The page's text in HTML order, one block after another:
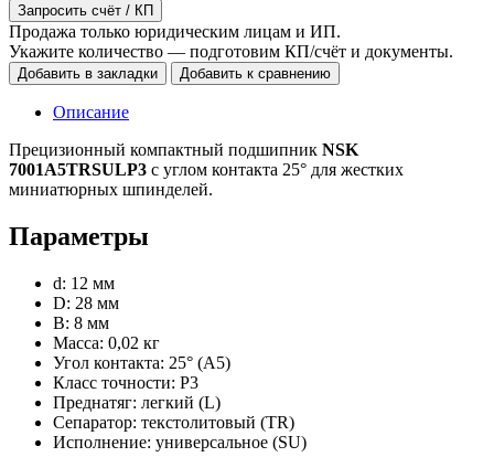
Запросить счёт / КП
Продажа только юридическим лицам и ИП.
Укажите количество — подготовим КП/счёт и документы.
Добавить в закладки Добавить к сравнению
Описание
Прецизионный компактный подшипник NSK
7001A5TRSULP3 с углом контакта 25° для жестких
миниатюрных шпинделей.
Параметры
d: 12 мм
D: 28 мм
B: 8 мм
Масса: 0,02 кг
Угол контакта: 25° (A5)
Класс точности: P3
Преднатяг: легкий (L)
Сепаратор: текстолитовый (TR)
Исполнение: универсальное (SU)